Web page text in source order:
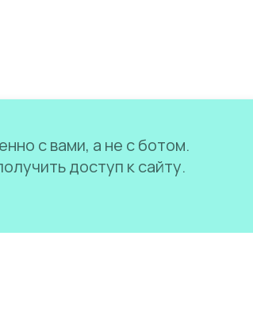
с вами, а не с ботом.
доступ к сайту.